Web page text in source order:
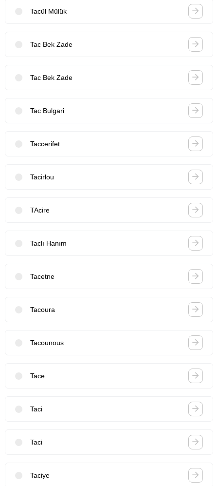
Tacül Mülük
Tac Bek Zade
Tac Bek Zade
Tac Bulgari
Taccerifet
Tacirlou
TAcire
Taclı Hanım
Tacetne
Tacoura
Tacounous
Tace
Taci
Taci
Taciye